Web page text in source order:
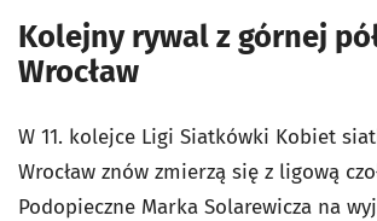
Kolejny rywal z górnej
Wrocław
W 11. kolejce Ligi Siatkówki Kobiet
Wrocław znów zmierzą się z ligową
Podopieczne Marka Solarewicza na